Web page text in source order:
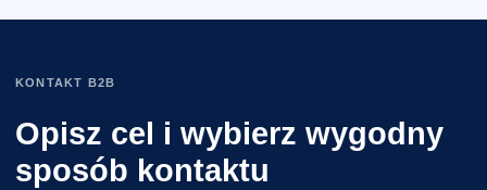
KONTAKT B2B
Opisz cel i wybierz wygodny
sposób kontaktu